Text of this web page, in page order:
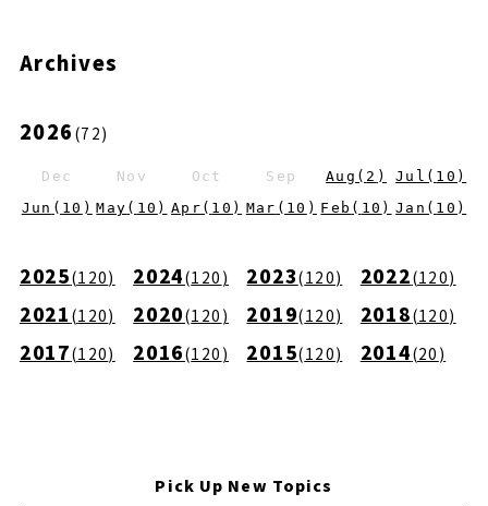
Archives
2026 (72)
Dec Nov Oct Sep Aug ( 2 ) Jul ( 10 )
Jun ( 10 ) May ( 10 ) Apr ( 10 ) Mar ( 10 ) Feb ( 10 ) Jan ( 10 )
2025(120) 2024(120 ) 2023(120) 2022(120)
2021 (120) 2020(120 ) 2019(120) 2018(120)
2017(120) 2016(120 ) 2015(120) 2014(20 )
Pick Up New Topics